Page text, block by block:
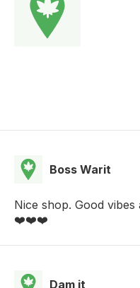
Boss Warit
Nice shop. Good
❤️❤️❤️
Dam it